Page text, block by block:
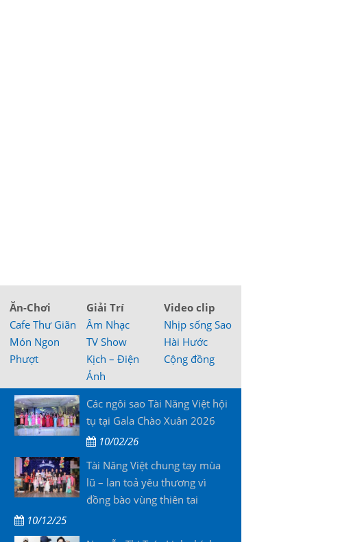
Ăn-Chơi
Cafe Thư Giãn
Món Ngon
Phượt
Giải Trí
Âm Nhạc
TV Show
Kịch – Điện
Ảnh
Video clip
Nhịp sống Sao
Hài Hước
Cộng đồng
Các ngôi sao Tài Năng Việt hội
tụ tại Gala Chào Xuân 2026
10/02/26
Tài Năng Việt chung tay mùa
lũ – lan toả yêu thương vì
đồng bào vùng thiên tai
10/12/25